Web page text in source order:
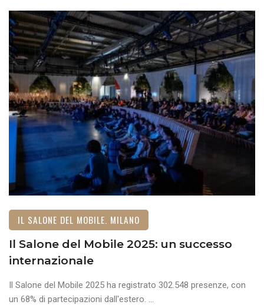
IL SALONE DEL MOBILE. MILANO
Il Salone del Mobile 2025: un successo
internazionale
Il Salone del Mobile 2025 ha registrato 302.548 presenze, con
un 68% di partecipazioni dall'estero. ...